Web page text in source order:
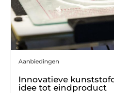
Aanbiedingen
Innovatieve
idee tot eindproduct